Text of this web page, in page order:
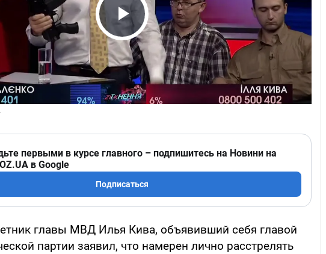
Play Video
первыми в курсе главного – подпишитесь на Новини на
в Google
Подписаться
главы МВД Илья Кива, объявивший себя главой
партии заявил, что намерен лично расстрелять